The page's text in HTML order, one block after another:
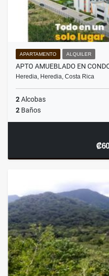
APARTAMENTO ALQUILER
APTO AMUEBLADO EN
Heredia, Heredia, Costa Rica
2Alcobas
2 Baños